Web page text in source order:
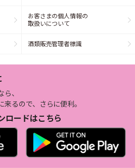
お客さまの個人情報の
取扱いについて
酒類販売管理者標識
、
るので、さらに便利。
ロードはこちら